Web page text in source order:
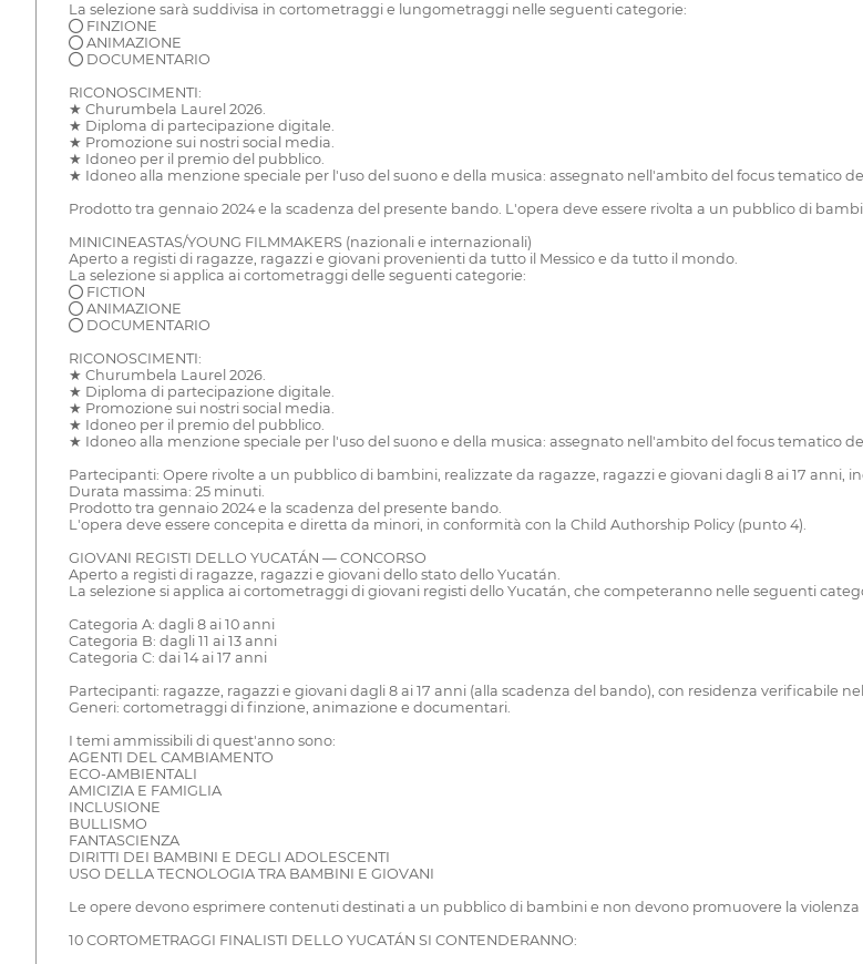
La selezione sarà suddivisa in cortometraggi e lungometraggi nelle seguenti categorie:
● FINZIONE
● ANIMAZIONE
● DOCUMENTARIO
RICONOSCIMENTI:
★ Churumbela Laurel 2026.
★ Diploma di partecipazione digitale.
★ Promozione sui nostri social media.
★ Idoneo per il premio del pubblico.
★ Idoneo alla menzione speciale per l'uso del suono e della musica: assegnato nell'ambito del focus tematico
Prodotto tra gennaio 2024 e la scadenza del presente bando. L'opera deve essere rivolta a un pubblico di
MINICINEASTAS/YOUNG FILMMAKERS (nazionali e internazionali)
Aperto a registi di ragazze, ragazzi e giovani provenienti da tutto il Messico e da tutto il mondo.
La selezione si applica ai cortometraggi delle seguenti categorie:
● FICTION
● ANIMAZIONE
● DOCUMENTARIO
RICONOSCIMENTI:
★ Churumbela Laurel 2026.
★ Diploma di partecipazione digitale.
★ Promozione sui nostri social media.
★ Idoneo per il premio del pubblico.
★ Idoneo alla menzione speciale per l'uso del suono e della musica: assegnato nell'ambito del focus tematico
Partecipanti: Opere rivolte a un pubblico di bambini, realizzate da ragazze, ragazzi e giovani dagli 8 ai 17 anni,
Durata massima: 25 minuti.
Prodotto tra gennaio 2024 e la scadenza del presente bando.
L'opera deve essere concepita e diretta da minori, in conformità con la Child Authorship Policy (punto 4).
GIOVANI REGISTI DELLO YUCATÁN — CONCORSO
Aperto a registi di ragazze, ragazzi e giovani dello stato dello Yucatán.
La selezione si applica ai cortometraggi di giovani registi dello Yucatán, che competeranno nelle seguenti
Categoria A: dagli 8 ai 10 anni
Categoria B: dagli 11 ai 13 anni
Categoria C: dai 14 ai 17 anni
Partecipanti: ragazze, ragazzi e giovani dagli 8 ai 17 anni (alla scadenza del bando), con residenza verificabile
Generi: cortometraggi di finzione, animazione e documentari.
I temi ammissibili di quest'anno sono:
AGENTI DEL CAMBIAMENTO
ECO-AMBIENTALI
AMICIZIA E FAMIGLIA
INCLUSIONE
BULLISMO
FANTASCIENZA
DIRITTI DEI BAMBINI E DEGLI ADOLESCENTI
USO DELLA TECNOLOGIA TRA BAMBINI E GIOVANI
Le opere devono esprimere contenuti destinati a un pubblico di bambini e non devono promuovere la violenza
10 CORTOMETRAGGI FINALISTI DELLO YUCATÁN SI CONTENDERANNO: